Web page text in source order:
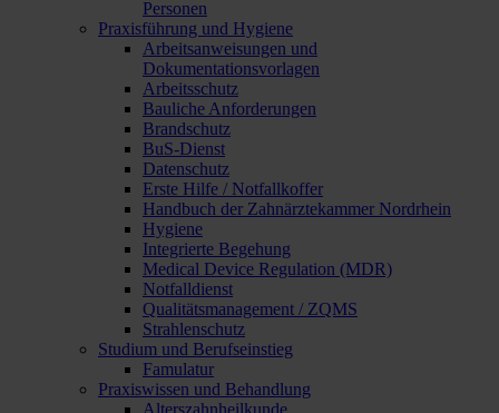
Personen
Praxisführung und Hygiene
Arbeitsanweisungen und
Dokumentationsvorlagen
Arbeitsschutz
Bauliche Anforderungen
Brandschutz
BuS-Dienst
Datenschutz
Erste Hilfe / Notfallkoffer
Handbuch der Zahnärztekammer Nordrhein
Hygiene
Integrierte Begehung
Medical Device Regulation (MDR)
Notfalldienst
Qualitätsmanagement / ZQMS
Strahlenschutz
Studium und Berufseinstieg
Famulatur
Praxiswissen und Behandlung
Alterszahnheilkunde